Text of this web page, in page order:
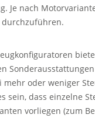
nach
oder weniger
dass einzelne
vorliegen (zum